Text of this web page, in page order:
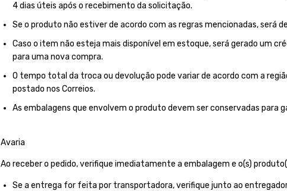
4 dias úteis após o recebimento da solicitação.
Se o produto não estiver de acordo com as regras mencionadas, será
Caso o item não esteja mais disponível em estoque, será gerado um
para uma nova compra.
O tempo total da troca ou devolução pode variar de acordo com a
postado nos Correios.
As embalagens que envolvem o produto devem ser conservadas
Avaria
Ao receber o pedido, verifique imediatamente a embalagem e o(s)
Se a entrega for feita por transportadora, verifique junto ao